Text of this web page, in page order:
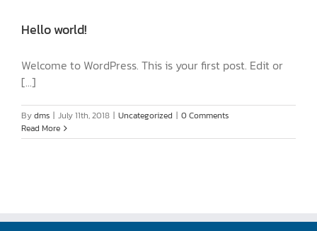
Hello world!
Welcome to WordPress. This is your first post. Edit or
[...]
Bydms | July 11th, 2018 | Uncategorized | 0 Comments
Read More